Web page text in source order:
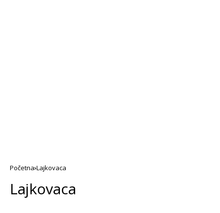
Početna Lajkovaca
Lajkovaca